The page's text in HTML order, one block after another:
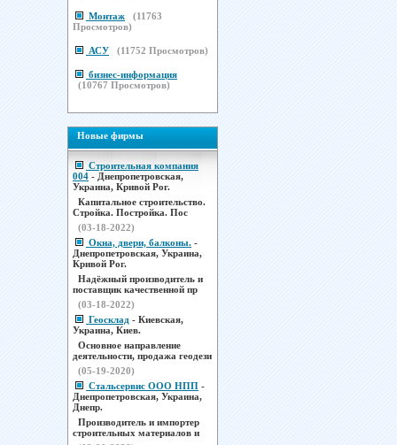
Монтаж (11763
Просмотров)
АСУ (11752 Просмотров)
бизнес-информация
(10767 Просмотров)
Новые фирмы
Строительная компания
004 - Днепропетровская,
Украина, Кривой Рог.
Капитальное строительство.
Стройка. Постройка. Пос
(03-18-2022)
Окна, двери, балконы. -
Днепропетровская, Украина,
Кривой Рог.
Надёжный производитель и
поставщик качественной пр
(03-18-2022)
Геосклад - Киевская,
Украина, Киев.
Основное направление
деятельности, продажа геодези
(05-19-2020)
Стальсервис ООО НПП -
Днепропетровская, Украина,
Днепр.
Производитель и импортер
строительных материалов и